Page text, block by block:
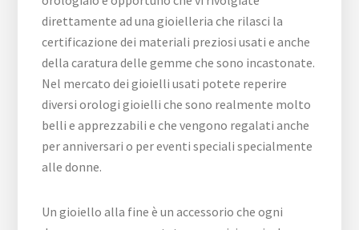
direttamente ad una gioielleria che rilasci la
certificazione dei materiali preziosi usati e anche
della caratura delle gemme che sono incastonate.
Nel mercato dei gioielli usati potete reperire
diversi orologi gioielli che sono realmente molto
belli e apprezzabili e che vengono regalati anche
per anniversari o per eventi speciali specialmente
alle donne.
Un gioiello alla fine è un accessorio che ogni